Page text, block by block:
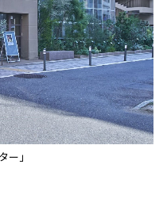
」